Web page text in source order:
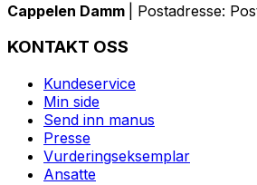
Cappelen Damm | Postadresse:
KONTAKT OSS
Kundeservice
Min side
Send inn manus
Presse
Vurderingseksemplar
Ansatte